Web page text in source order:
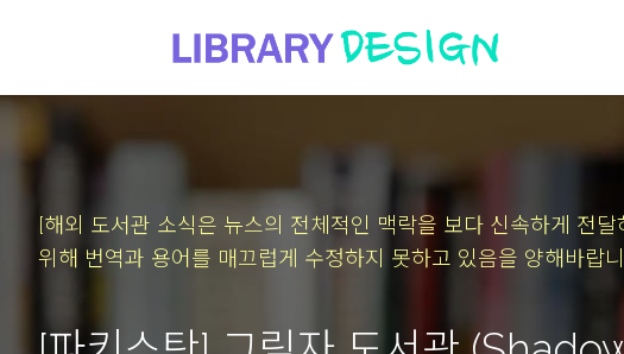
[해외 도서관 소식은 뉴스의 전체적인 맥락을 보다 신속하게 전
위해 번역과 용어를 매끄럽게 수정하지 못하고 있음을 양해바랍